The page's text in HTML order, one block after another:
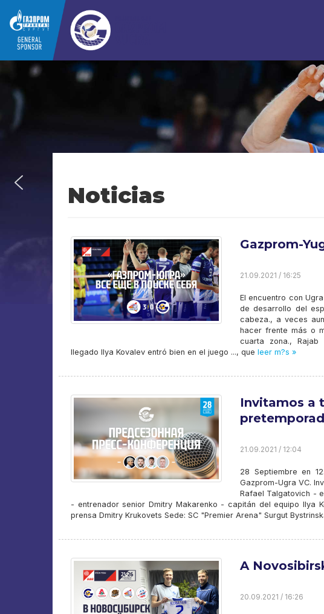
Noticias
Gazprom-
21.09.2021 / 16:25
El encuentro con
de desarrollo del
cabeza., a veces
hacer frente más o
cuarta zona., Rajab
llegado Ilya Kovalev entró bien en el juego ..., que leer m?s »
Invitamos a
21.09.2021 / 12:04
28 Septiembre en
Gazprom-Ugra VC.
Rafael Talgatovich -
- entrenador senior Dmitry Makarenko - capitán del equipo
prensa Dmitry Krukovets Sede: SC "Premier Arena" Surgut
A
20.09.2021 / 16:26